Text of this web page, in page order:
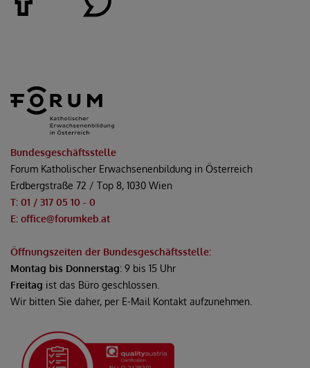
Bundesgeschäftsstelle
Forum Katholischer Erwachsenenbildung in Österreich
Erdbergstraße 72 / Top 8, 1030 Wien
T: 01 / 317 05 10 - 0
E: office@forumkeb.at
Öffnungszeiten der Bundesgeschäftsstelle:
Montag bis Donnerstag: 9 bis 15 Uhr
Freitag ist das Büro geschlossen.
Wir bitten Sie daher, per E-Mail Kontakt aufzunehmen.